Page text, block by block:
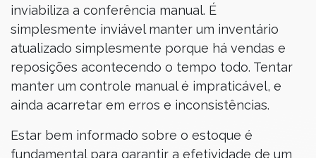
inviabiliza a conferência manual. É
simplesmente inviável manter um inventário
atualizado simplesmente porque há vendas e
reposições acontecendo o tempo todo. Tentar
manter um controle manual é impraticável, e
ainda acarretar em erros e inconsistências.
Estar bem informado sobre o estoque é
fundamental para garantir a efetividade de um